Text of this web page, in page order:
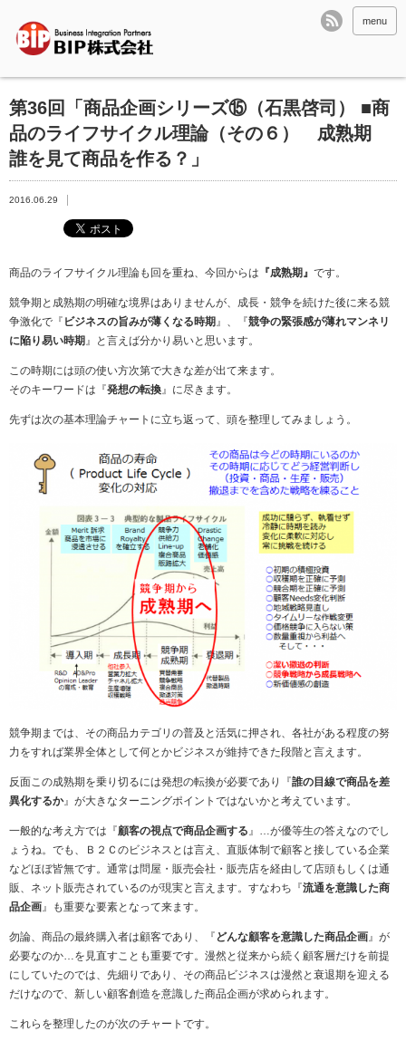
menu
第36回「商品企画シリーズ⑮（石黒啓司） ■商
品のライフサイクル理論（その６） 成熟期
誰を見て商品を作る？」
2016.06.29
商品のライフサイクル理論も回を重ね、今回からは 『成熟期』 です。
競争期と成熟期の明確な境界はありませんが、成長・競争を続けた後に来る競
争激化で『 ビジネスの旨みが薄くなる時期』、『競争の緊張感が薄れマンネリ
に陥り易い時期』と言えば分かり易いと思います。
この時期には頭の使い方次第で大きな差が出て来ます。
そのキーワードは『発想の転換』に尽きます。
先ずは次の基本理論チャートに立ち返って、頭を整理してみましょう。
競争期までは、その商品カテゴリの普及と活気に押され、各社がある程度の努
力をすれば業界全体として何とかビジネスが維持できた段階と言えます。
反面この成熟期を乗り切るには発想の転換が必要であり『誰の目線で商品を差
異化するか』が大きなターニングポイントではないかと考えています。
一般的な考え方では『顧客の視点で商品企画する 』…が優等生の答えなのでし
ょうね。でも、Ｂ２Ｃのビジネスとは言え、直販体制で顧客と接している企業
などほぼ皆無です。通常は問屋・販売会社・販売店を経由して店頭もしくは通
販、ネット販売されているのが現実と言えます。すなわち『流通を意識した商
品企画 』も重要な要素となって来ます。
勿論、商品の最終購入者は顧客であり、『 どんな顧客を意識した商品企画 』が
必要なのか…を見直すことも重要です。漫然と従来から続く顧客層だけを前提
にしていたのでは、先細りであり、その商品ビジネスは漫然と衰退期を迎える
だけなので、新しい顧客創造を意識した商品企画が求められます。
これらを整理したのが次のチャートです。